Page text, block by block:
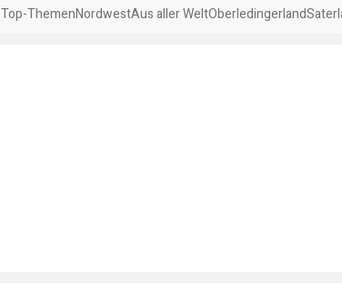
Top-ThemenNordwestAus aller WeltOberledingerland